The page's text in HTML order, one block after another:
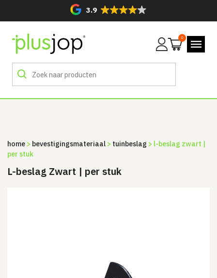
3.9
Mijn
0
home > bevestigingsmateriaal > tuinbeslag > l-beslag zwart |
per stuk
L-beslag Zwart | per stuk